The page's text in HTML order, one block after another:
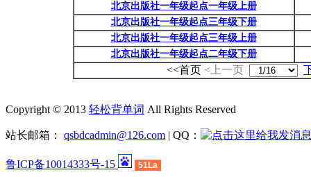
北京出版社一年级起点一年级上册
北京出版社一年级起点三年级下册
北京出版社一年级起点三年级上册
北京出版社一年级起点二年级下册
<<首页 <上一页
Copyright © 2013 轻松背单词 All Rights Reserved
站长邮箱： qsbdcadmin@126.com | QQ：
鲁ICP备10014333号-15 51La